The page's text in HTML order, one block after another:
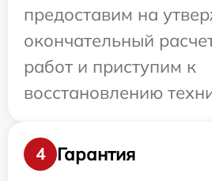
предоставим на
окончательный
работ и приступим к
восстановлению
4
Гарантия